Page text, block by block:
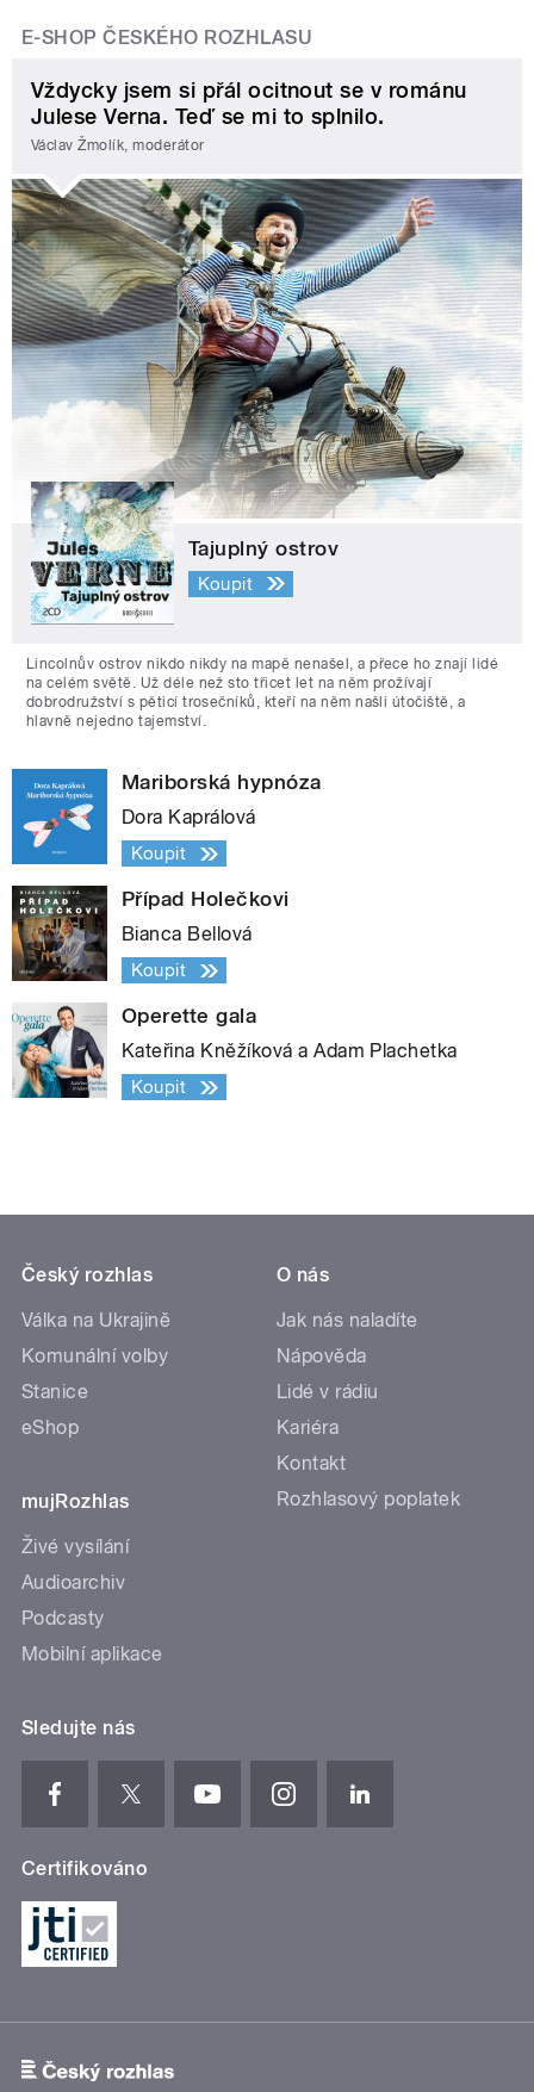
E-SHOP ČESKÉHO ROZHLASU
Vždycky jsem si přál ocitnout se v románu
Julese Verna. Teď se mi to splnilo.
Václav Žmolík, moderátor
Tajuplný ostrov
Koupit
Lincolnův ostrov nikdo nikdy na mapě nenašel, a přece ho znají lidé
na celém světě. Už déle než sto třicet let na něm prožívají
dobrodružství s pěticí trosečníků, kteří na něm našli útočiště, a
hlavně nejedno tajemství.
Mariborská hypnóza
Dora Kaprálová
Koupit
Případ Holečkovi
Bianca Bellová
Koupit
Operette gala
Kateřina Kněžíková a Adam Plachetka
Koupit
Český rozhlas
Válka na Ukrajině
Komunální volby
Stanice
eShop
mujRozhlas
Živé vysílání
Audioarchiv
Podcasty
Mobilní aplikace
O nás
Jak nás naladíte
Nápověda
Lidé v rádiu
Kariéra
Kontakt
Rozhlasový poplatek
Sledujte nás
Certifikováno